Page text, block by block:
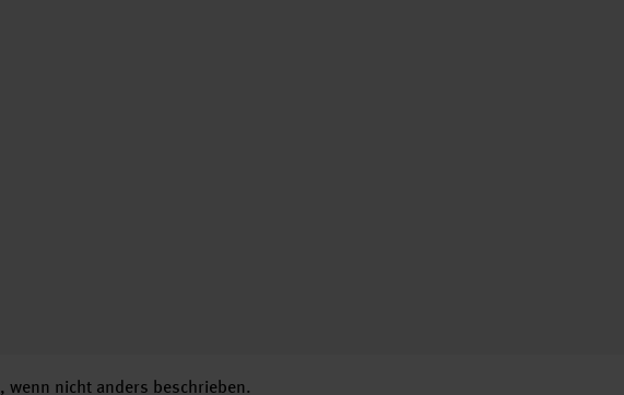
, wenn nicht anders beschrieben.